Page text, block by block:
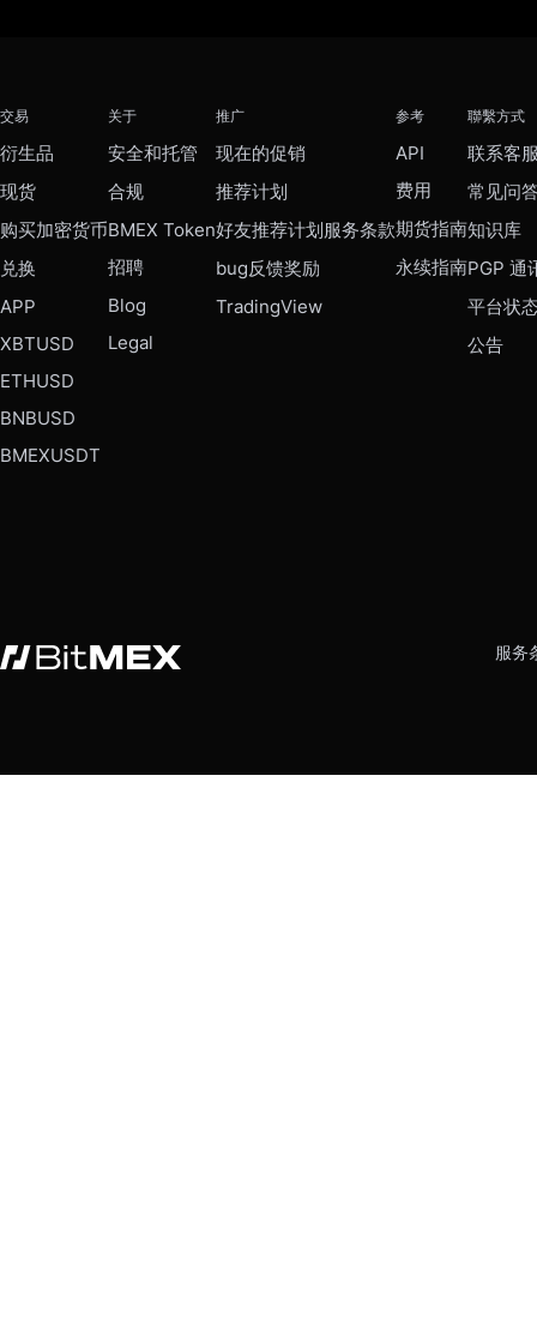
交易
衍生品
现货
购买加密货币
兑换
APP
XBTUSD
ETHUSD
BNBUSD
BMEXUSDT
关于
安全和托管
合规
BMEX Token
招聘
Blog
Legal
推广
现在的促销
推荐计划
好友推荐计划服务条款
bug反馈奖励
TradingView
参考
API
费用
期货指南
永续指南
聯繫方式
联系客
常见问
知识库
PGP 通
平台状
公告
服务